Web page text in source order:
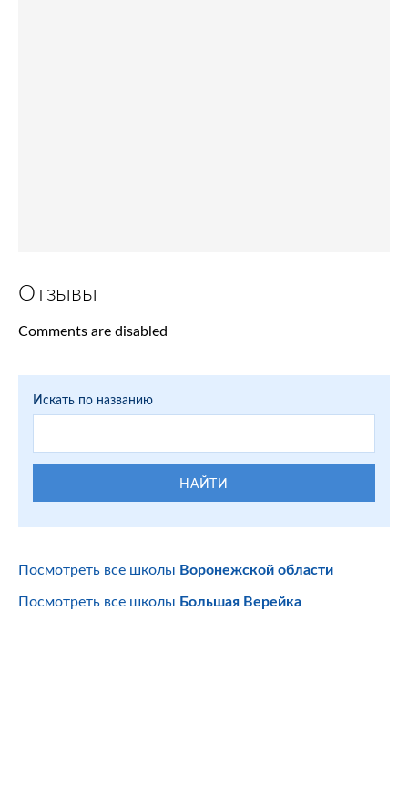
Отзывы
Comments are disabled
Искать по названию
НАЙТИ
Посмотреть все школы Воронежской области
Посмотреть все школы Большая Верейка